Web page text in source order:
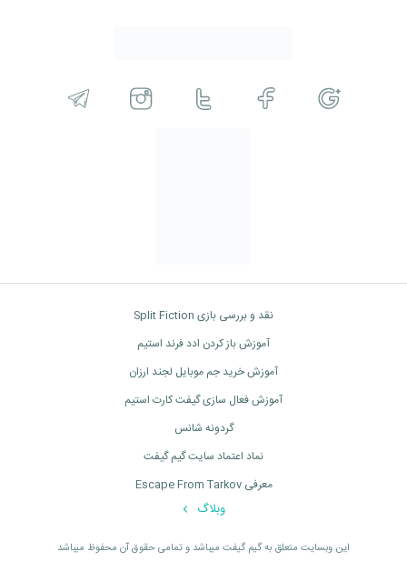
نقد و بررسی بازی Split Fiction
آموزش باز کردن ادد فرند استیم
آموزش خرید جم موبایل لجند ارزان
آموزش فعال سازی گیفت کارت استیم
گردونه شانس
نماد اعتماد سایت گیم گیفت
معرفی Escape From Tarkov
وبلاگ
اين وبسايت متعلق به گیم گیفت ميباشد و تمامی حقوق آن محفوظ ميباشد